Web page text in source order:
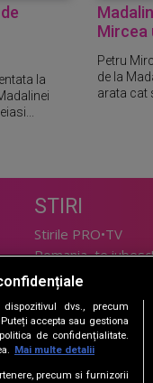
la
Mircea
Petru
de la
arata cat
STIRI
Stirile PRO•TV
Romania, te iubesc!
TEHNOLOGIE
I Like IT
dvs., precum
accepta sau gestiona
de confidențialitate.
Mai multe detalii
precum si furnizorii